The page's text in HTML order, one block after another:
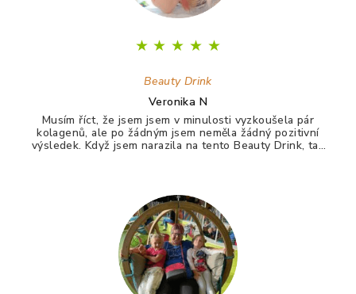
★ ★ ★ ★ ★
Beauty Drink
Veronika N
Musím říct, že jsem jsem v minulosti vyzkoušela pár
kolagenů, ale po žádným jsem neměla žádný pozitivní
výsledek. Když jsem narazila na tento Beauty Drink, tak